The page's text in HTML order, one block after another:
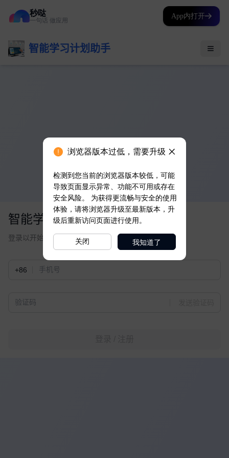
秒哒
一句话 做应用
App内打开
浏览器版本过低，需要升级
检测到您当前的浏览器版本较低，可能
导致页面显示异常、功能不可用或存在
安全风险。 为获得更流畅与安全的使用
体验，请将浏览器升级至最新版本，升
级后重新访问页面进行使用。
关闭 我知道了